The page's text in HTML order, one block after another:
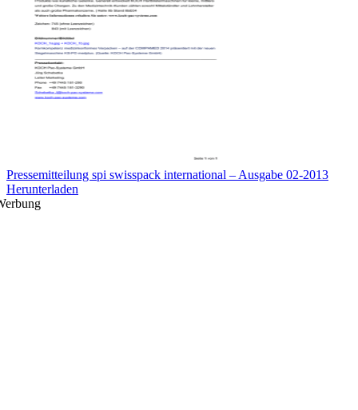
Pressemitteilung spi swisspack international – Ausgabe 02-2013
Herunterladen